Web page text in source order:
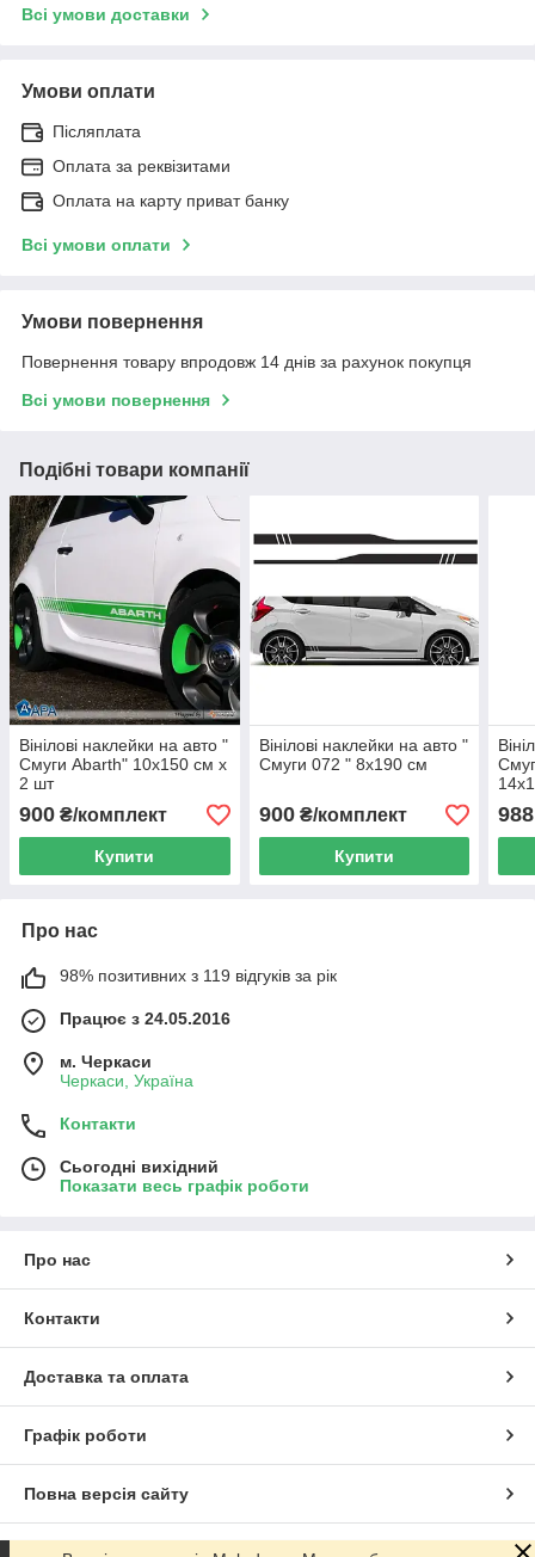
Всі умови доставки
Умови оплати
Післяплата
Оплата за реквізитами
Оплата на карту приват банку
Всі умови оплати
Умови повернення
Повернення товару впродовж 14 днів за рахунок покупця
Всі умови повернення
Подібні товари компанії
Вінілові наклейки на авто "
Смуги Abarth" 10х150 см х
2 шт
900 ₴/комплект
Купити
Вінілові наклейки на авто "
Смуги 072 " 8х190 см
900₴/комплект
Купити
988
Про нас
98% позитивних з 119 відгуків за рік
Працює з 24.05.2016
м. Черкаси
Черкаси, Україна
Контакти
Сьогодні вихідний
Показати весь графік роботи
Про нас
Контакти
Доставка та оплата
Графік роботи
Повна версія сайту
Сайт створено на маркетплейсі Prom.ua